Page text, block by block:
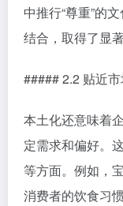
中推行“尊重”的
结合，取得了显著
##### 2.2 贴近
本土化还意味着
定需求和偏好。
等方面。例如，
消费者的饮食习